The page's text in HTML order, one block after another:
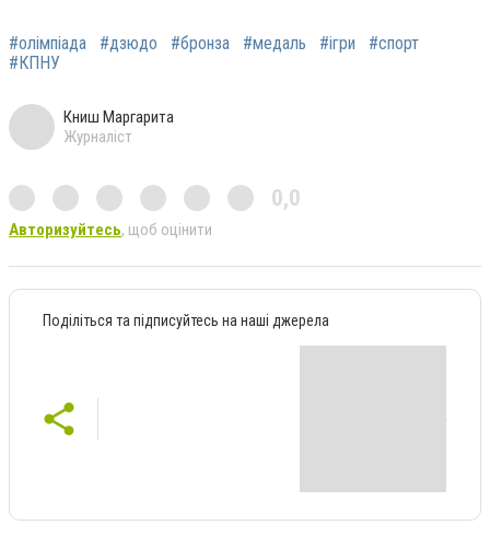
#олімпіада #дзюдо #бронза #медаль #ігри
#спорт
#КПНУ
Книш Маргарита
Журналіст
0,0
Авторизуйтесь, щоб оцінити
Поділіться та підписуйтесь на наші джерела